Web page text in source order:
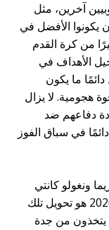
آخرين، مثل
يكونوا الأفضل في
من كرة القدم
الأهداف في
ما يكون
هجومية. لا يزال
دفاعهم ضد
في سباق الفوز
ونغولو كانتي
الاتحاد إلى دائرة الضوء، لكن هدفهم لعام 2026 هو تحويل تلك
يتخذون من جدة